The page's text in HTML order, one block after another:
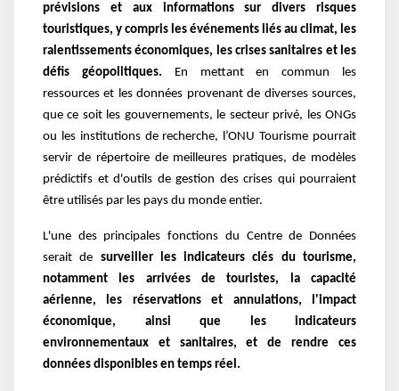
prévisions et aux informations sur divers risques
touristiques, y compris les événements liés au climat, les
ralentissements économiques, les crises sanitaires et les
défis géopolitiques. En mettant en commun les
ressources et les données provenant de diverses sources,
que ce soit les gouvernements, le secteur privé, les ONGs
ou les institutions de recherche, l’ONU Tourisme pourrait
servir de répertoire de meilleures pratiques, de modèles
prédictifs et d'outils de gestion des crises qui pourraient
être utilisés par les pays du monde entier.
L'une des principales fonctions du Centre de Données
serait de surveiller les indicateurs clés du tourisme,
notamment les arrivées de touristes, la capacité
aérienne, les réservations et annulations, l'impact
économique, ainsi que les indicateurs
environnementaux et sanitaires, et de rendre ces
données disponibles en temps réel.